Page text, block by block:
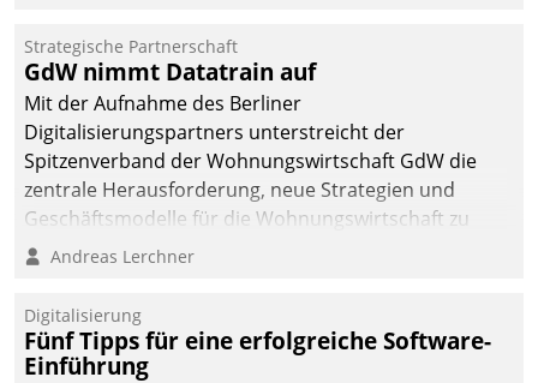
kommunale Wohnungsbauunternehmen daher
gemeinsam mit der Berliner Datatrain GmbH den
Teilprozess der Objektsanierung digitalisiert.
Strategische Partnerschaft
GdW nimmt Datatrain auf
Mit der Aufnahme des Berliner
Digitalisierungspartners unterstreicht der
Spitzenverband der Wohnungswirtschaft GdW die
zentrale Herausforderung, neue Strategien und
Geschäftsmodelle für die Wohnungswirtschaft zu
entwickeln.
Andreas Lerchner
Digitalisierung
Fünf Tipps für eine erfolgreiche Software-
Einführung